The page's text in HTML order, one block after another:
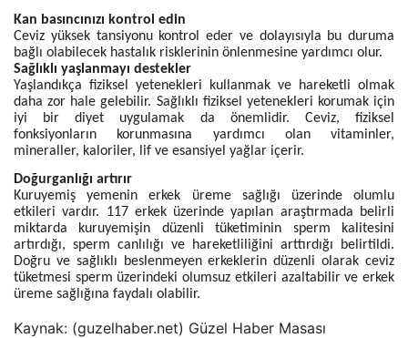
Kan basıncınızı kontrol edin
Ceviz yüksek tansiyonu kontrol eder ve dolayısıyla bu duruma
bağlı olabilecek hastalık risklerinin önlenmesine yardımcı olur.
Sağlıklı yaşlanmayı destekler
Yaşlandıkça fiziksel yetenekleri kullanmak ve hareketli olmak
daha zor hale gelebilir. Sağlıklı fiziksel yetenekleri korumak için
iyi bir diyet uygulamak da önemlidir. Ceviz, fiziksel
fonksiyonların korunmasına yardımcı olan vitaminler,
mineraller, kaloriler, lif ve esansiyel yağlar içerir.
Doğurganlığı artırır
Kuruyemiş yemenin erkek üreme sağlığı üzerinde olumlu
etkileri vardır. 117 erkek üzerinde yapılan araştırmada belirli
miktarda kuruyemişin düzenli tüketiminin sperm kalitesini
artırdığı, sperm canlılığı ve hareketliliğini arttırdığı belirtildi.
Doğru ve sağlıklı beslenmeyen erkeklerin düzenli olarak ceviz
tüketmesi sperm üzerindeki olumsuz etkileri azaltabilir ve erkek
üreme sağlığına faydalı olabilir.
Kaynak: (guzelhaber.net) Güzel Haber Masası